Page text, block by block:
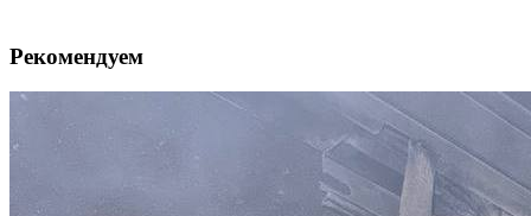
Рекомендуем